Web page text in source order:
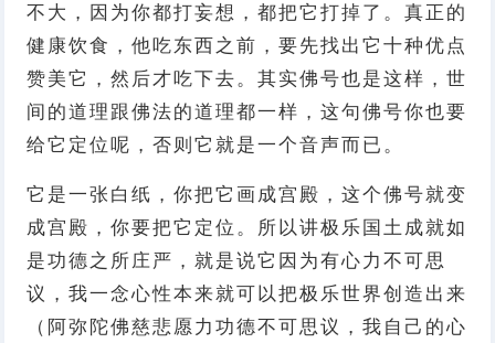
不大，因为你都打妄想，都把它打掉了。真正的
健康饮食，他吃东西之前，要先找出它十种优点
赞美它，然后才吃下去。其实佛号也是这样，世
间的道理跟佛法的道理都一样，这句佛号你也要
给它定位呢，否则它就是一个音声而已。
它是一张白纸，你把它画成宫殿，这个佛号就变
成宫殿，你要把它定位。所以讲极乐国土成就如
是功德之所庄严，就是说它因为有心力不可思
议，我一念心性本来就可以把极乐世界创造出来
（阿弥陀佛慈悲愿力功德不可思议，我自己的心